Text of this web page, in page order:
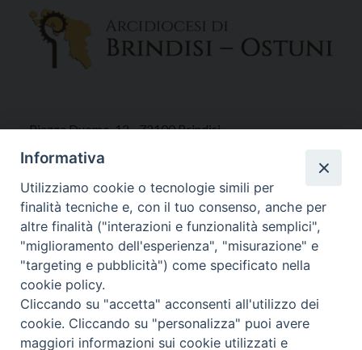
Piazza Duomo, 12 - 72100 Brindisi
Tel 0831.521958
Fax 0831.528315
Orari Curia
Mar. / Mer. / Giov. ore 9 - 13
nei mesi estivi solo Martedì ore 9 - 13
WebMail
Informativa
Utilizziamo cookie o tecnologie simili per
finalità tecniche e, con il tuo consenso, anche per
altre finalità ("interazioni e funzionalità semplici",
"miglioramento dell'esperienza", "misurazione" e
"targeting e pubblicità") come specificato nella
cookie policy.
Cliccando su "accetta" acconsenti all'utilizzo dei
cookie. Cliccando su "personalizza" puoi avere
maggiori informazioni sui cookie utilizzati e